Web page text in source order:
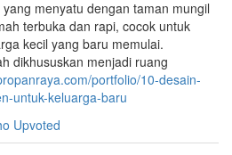
menyatu dengan taman mungil
terbuka dan rapi, cocok untuk
kecil yang baru memulai.
dikhususkan menjadi ruang
portfolio/10-desain-
untuk-keluarga-baru
Upvoted